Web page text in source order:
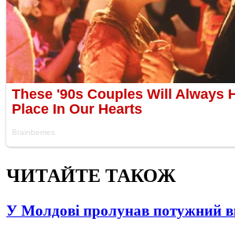
ЧИТАЙТЕ ТАКОЖ
У Молдові пролунав потужний